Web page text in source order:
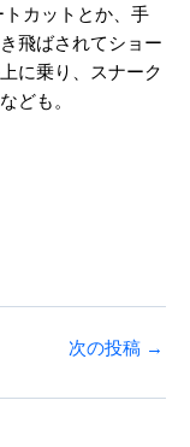
カットとか、手
飛ばされてショー
に乗り、スナーク
ども。
次の投稿 →